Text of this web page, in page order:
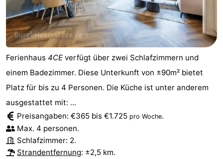
Ferienhaus 4CE verfügt über zwei Schlafzimmern und
einem Badezimmer. Diese Unterkunft von ±90m² bietet
Platz für bis zu 4 Personen. Die Küche ist unter anderem
ausgestattet mit: ...
Preisangaben: €365 bis €1.725 pro Woche.
Max. 4 personen.
Schlafzimmer: 2.
Strandentfernung: ±2,5 km.